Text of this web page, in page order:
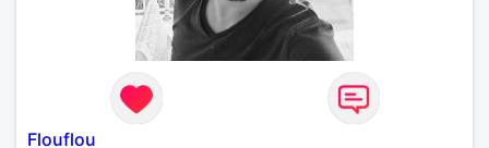
Flouflou